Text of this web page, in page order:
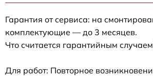
Гарантия от сервиса: на
комплектующие — до 3 месяцев.
Что считается гарантийным
Для работ: Повторное